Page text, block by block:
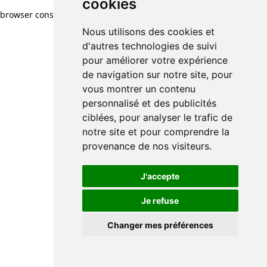
cookies
Nous utilisons des cookies et
d'autres technologies de suivi
pour améliorer votre expérience
de navigation sur notre site, pour
vous montrer un contenu
personnalisé et des publicités
ciblées, pour analyser le trafic de
notre site et pour comprendre la
provenance de nos visiteurs.
J'accepte
Je refuse
Changer mes préférences
browser console for more information)